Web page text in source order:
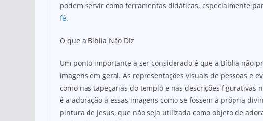
podem servir como ferramentas didáticas, especialmente
fé.
O que a Bíblia Não Diz
Um ponto importante a ser considerado é que a Bíblia não
imagens em geral. As representações visuais de pessoas e
como nas tapeçarias do templo e nas descrições figurativas
é a adoração a essas imagens como se fossem a própria
pintura de Jesus, que não seja utilizada como objeto de